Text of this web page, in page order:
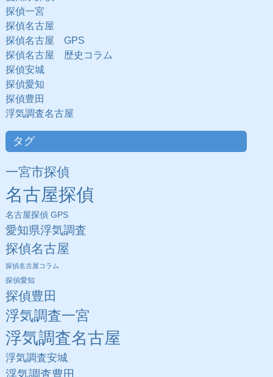
探偵一宮
探偵名古屋
探偵名古屋 GPS
探偵名古屋 歴史コラム
探偵安城
探偵愛知
探偵豊田
浮気調査名古屋
タグ
一宮市探偵
名古屋探偵
名古屋探偵 GPS
愛知県浮気調査
探偵名古屋
探偵名古屋コラム
探偵愛知
探偵豊田
浮気調査一宮
浮気調査名古屋
浮気調査安城
浮気調査豊田